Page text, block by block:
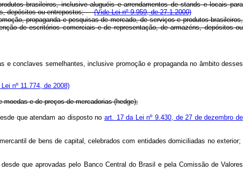
brasileiros, inclusive aluguéis e arrendamentos de stands e locais para
depósitos ou entrepostos;(Vide Lei nº 9.959, de 27.1.2000)
propaganda e pesquisas de mercado, de serviços e produtos brasileiros,
de escritórios comerciais e de representação, de armazéns, depósitos ou
conclaves semelhantes, inclusive promoção e propaganda no âmbito desses
nº 11.774, de 2008)
e de preços de mercadorias (hedge);
que atendam ao disposto no art. 17 da Lei nº 9.430, de 27 de dezembro de
de bens de capital, celebrados com entidades domiciliadas no exterior;
que aprovadas pelo Banco Central do Brasil e pela Comissão de Valores